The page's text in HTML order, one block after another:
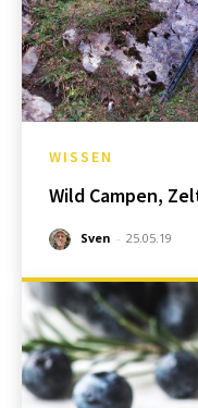
WISSEN
Wild Campen,
Sven - 25.05.19